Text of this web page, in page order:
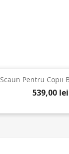
Scaun Pentru Copii
539,00 lei
 Vizualizare